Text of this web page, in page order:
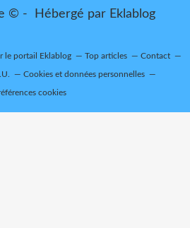
© - Hébergé par Eklablog
le portail Eklablog Top articles Contact
Cookies et données personnelles
cookies